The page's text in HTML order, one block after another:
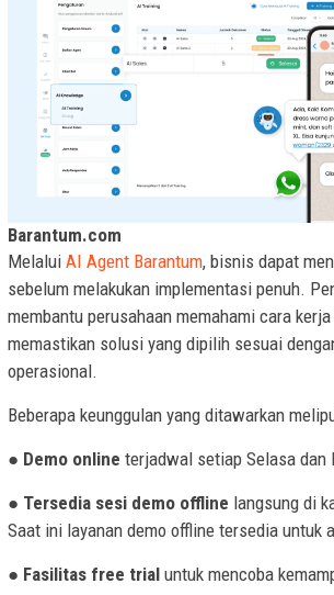
Barantum.com
Melalui AI Agent Barantum, bisnis dapat
sebelum melakukan implementasi penuh.
membantu perusahaan memahami cara
memastikan solusi yang dipilih sesuai
operasional.
Beberapa keunggulan yang ditawarkan
● Demo online terjadwal setiap Selasa dan
● Tersedia sesi demo offline langsung di
Saat ini layanan demo offline tersedia untuk
● Fasilitas free trial untuk mencoba